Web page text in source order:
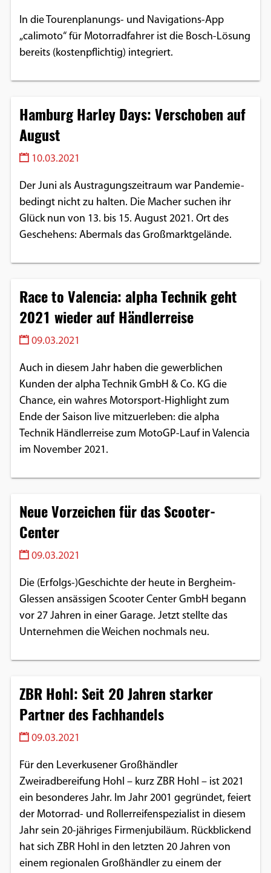
In die Tourenplanungs- und Navigations-App
„calimoto“ für Motorradfahrer ist die Bosch-Lösung
bereits (kostenpflichtig) integriert.
Hamburg Harley Days: Verschoben auf
August
10.03.2021
Der Juni als Austragungszeitraum war Pandemie-
bedingt nicht zu halten. Die Macher suchen ihr
Glück nun von 13. bis 15. August 2021. Ort des
Geschehens: Abermals das Großmarktgelände.
Race to Valencia: alpha Technik geht
2021 wieder auf Händlerreise
09.03.2021
Auch in diesem Jahr haben die gewerblichen
Kunden der alpha Technik GmbH & Co. KG die
Chance, ein wahres Motorsport-Highlight zum
Ende der Saison live mitzuerleben: die alpha
Technik Händlerreise zum MotoGP-Lauf in Valencia
im November 2021.
Neue Vorzeichen für das Scooter-
Center
09.03.2021
Die (Erfolgs-)Geschichte der heute in Bergheim-
Glessen ansässigen Scooter Center GmbH begann
vor 27 Jahren in einer Garage. Jetzt stellte das
Unternehmen die Weichen nochmals neu.
ZBR Hohl: Seit 20 Jahren starker
Partner des Fachhandels
09.03.2021
Für den Leverkusener Großhändler
Zweiradbereifung Hohl – kurz ZBR Hohl – ist 2021
ein besonderes Jahr. Im Jahr 2001 gegründet, feiert
der Motorrad- und Rollerreifenspezialist in diesem
Jahr sein 20-jähriges Firmenjubiläum. Rückblickend
hat sich ZBR Hohl in den letzten 20 Jahren von
einem regionalen Großhändler zu einem der